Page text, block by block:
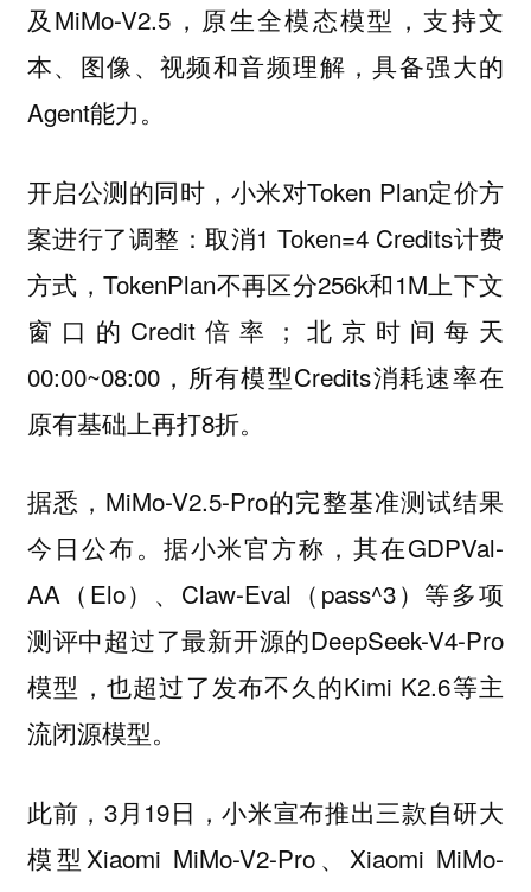
及MiMo-V2.5，原生全模态模型，支持文
本、图像、视频和音频理解，具备强大的
Agent能力。
开启公测的同时，小米对Token Plan定价方
案进行了调整：取消1 Token=4 Credits计费
方式，TokenPlan不再区分256k和1M上下文
窗口的Credit倍率；北京时间每天
00:00~08:00，所有模型Credits消耗速率在
原有基础上再打8折。
据悉，MiMo-V2.5-Pro的完整基准测试结果
今日公布。据小米官方称，其在GDPVal-
AA（Elo）、Claw-Eval（pass^3）等多项
测评中超过了最新开源的DeepSeek-V4-Pro
模型，也超过了发布不久的Kimi K2.6等主
流闭源模型。
此前，3月19日，小米宣布推出三款自研大
模型Xiaomi MiMo-V2-Pro、Xiaomi MiMo-